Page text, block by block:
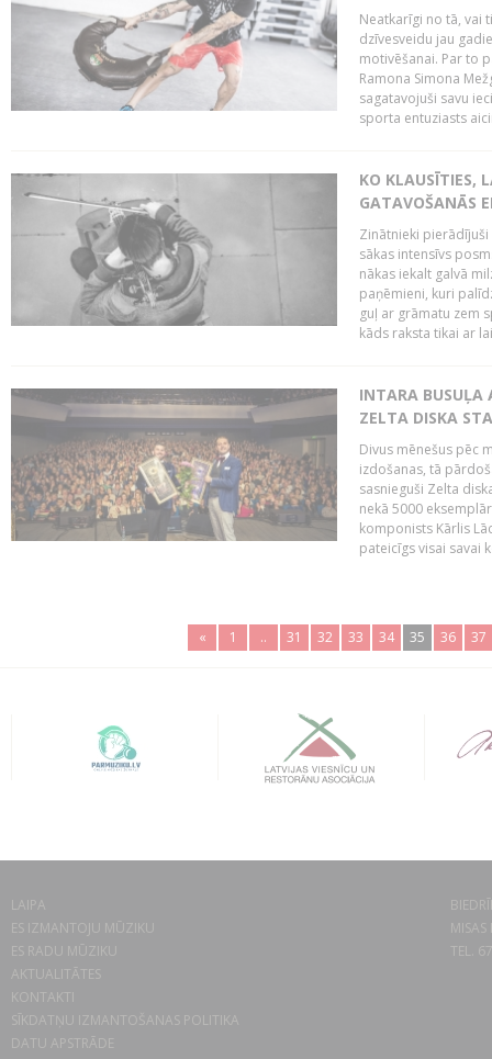
Neatkarīgi no tā, vai
dzīvesveidu jau
motivēšanai. Par to
Ramona Simona
sagatavojuši savu
sporta entuziasts
KO KLAUSĪTIES,
GATAVOŠANĀS
Zinātnieki pierādījuši
sākas intensīvs
nākas iekalt galvā
paņēmieni, kuri
guļ ar grāmatu zem
kāds raksta tikai ar
INTARA BUSUĻA
ZELTA DISKA
Divus mēnešus pēc
izdošanas, tā
sasnieguši Zelta
nekā 5000
komponists Kārlis
pateicīgs visai savai
« 1 .. 31 32 33 34 35 36 37
LAIPA
ES IZMANTOJU MŪZIKU
ES RADU MŪZIKU
AKTUALITĀTES
KONTAKTI
SĪKDATŅU IZMANTOŠANAS POLITIKA
DATU APSTRĀDE
TEL.